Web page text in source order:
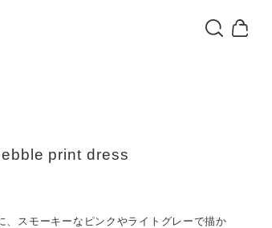
print dress
、スモーキーなピンクやライトグレーで描か